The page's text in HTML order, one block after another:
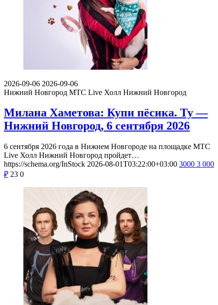
2026-09-06 2026-09-06
Нижний Новгород МТС Live Холл Нижний Новгород
Милана Хаметова: Купи пёсика. Ту —
Нижний Новгород, 6 сентября 2026
6 сентября 2026 года в Нижнем Новгороде на площадке МТС
Live Холл Нижний Новгород пройдет…
https://schema.org/InStock 2026-08-01T03:22:00+03:00 3000 3 000
₽ 23 0